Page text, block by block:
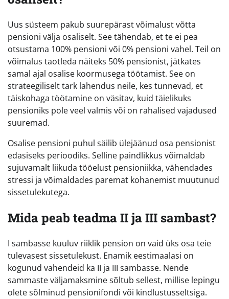
Uus süsteem pakub suurepärast võimalust võtta
pensioni välja osaliselt. See tähendab, et te ei pea
otsustama 100% pensioni või 0% pensioni vahel. Teil on
võimalus taotleda näiteks 50% pensionist, jätkates
samal ajal osalise koormusega töötamist. See on
strateegiliselt tark lahendus neile, kes tunnevad, et
täiskohaga töötamine on väsitav, kuid täielikuks
pensioniks pole veel valmis või on rahalised vajadused
suuremad.
Osalise pensioni puhul säilib ülejäänud osa pensionist
edasiseks perioodiks. Selline paindlikkus võimaldab
sujuvamalt liikuda tööelust pensioniikka, vähendades
stressi ja võimaldades paremat kohanemist muutunud
sissetulekutega.
Mida peab teadma II ja III sambast?
I sambasse kuuluv riiklik pension on vaid üks osa teie
tulevasest sissetulekust. Enamik eestimaalasi on
kogunud vahendeid ka II ja III sambasse. Nende
sammaste väljamaksmine sõltub sellest, millise lepingu
olete sõlminud pensionifondi või kindlustusseltsiga.